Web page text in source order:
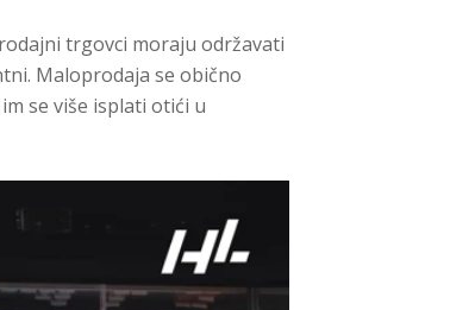
trgovci moraju održavati
Maloprodaja se obično
se više isplati otići u